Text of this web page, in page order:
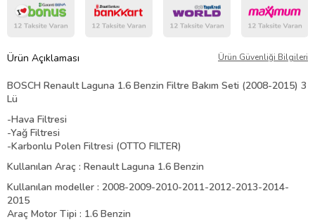
Ürün Açıklaması Ürün Güvenliği Bilgileri
BOSCH Renault Laguna 1.6 Benzin Filtre Bakım Seti (2008-2015) 3
Lü
-Hava Filtresi
-Yağ Filtresi
-Karbonlu Polen Filtresi (OTTO FILTER)
Kullanılan Araç : Renault Laguna 1.6 Benzin
Kullanılan modeller : 2008-2009-2010-2011-2012-2013-2014-
2015
Araç Motor Tipi : 1.6 Benzin